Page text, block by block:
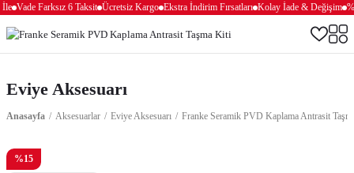
Vade Farksız 6 Taksit Ücretsiz Kargo Ekstra İndirim Fırsatları Kolay İade & Değişim
Eviye Aksesuarı
Anasayfa Aksesuarlar Eviye Aksesuarı Franke Seramik PVD Kaplama Antrasit
%15